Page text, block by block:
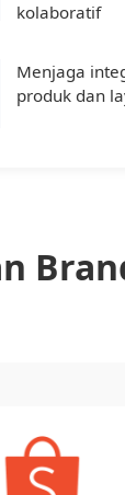
kolaboratif
Menjaga
produk dan